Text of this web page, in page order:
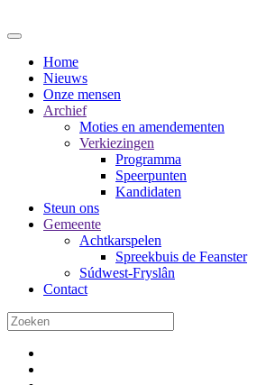
Home
Nieuws
Onze mensen
Archief
Moties en amendementen
Verkiezingen
Programma
Speerpunten
Kandidaten
Steun ons
Gemeente
Achtkarspelen
Spreekbuis de Feanster
Súdwest-Fryslân
Contact